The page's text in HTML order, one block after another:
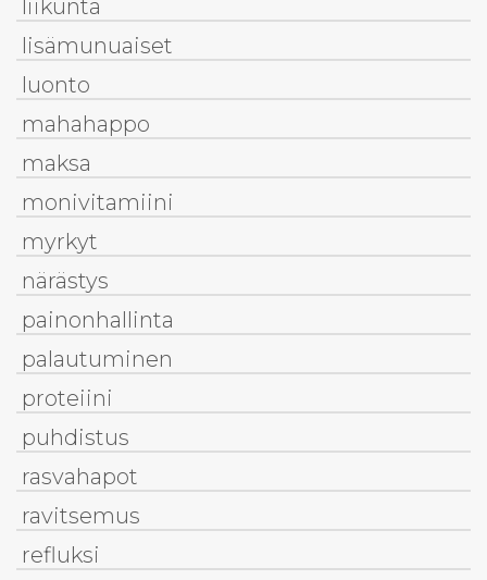
liikunta
lisämunuaiset
luonto
mahahappo
maksa
monivitamiini
myrkyt
närästys
painonhallinta
palautuminen
proteiini
puhdistus
rasvahapot
ravitsemus
refluksi